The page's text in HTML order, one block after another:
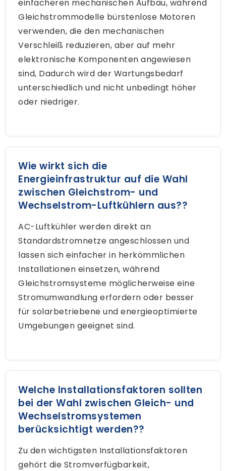
einfacheren mechanischen Aufbau, während
Gleichstrommodelle bürstenlose Motoren
verwenden, die den mechanischen
Verschleiß reduzieren, aber auf mehr
elektronische Komponenten angewiesen
sind, Dadurch wird der Wartungsbedarf
unterschiedlich und nicht unbedingt höher
oder niedriger.
Wie wirkt sich die
Energieinfrastruktur auf die Wahl
zwischen Gleichstrom- und
Wechselstrom-Luftkühlern aus??
AC-Luftkühler werden direkt an
Standardstromnetze angeschlossen und
lassen sich einfacher in herkömmlichen
Installationen einsetzen, während
Gleichstromsysteme möglicherweise eine
Stromumwandlung erfordern oder besser
für solarbetriebene und energieoptimierte
Umgebungen geeignet sind.
Welche Installationsfaktoren sollten
bei der Wahl zwischen Gleich- und
Wechselstromsystemen
berücksichtigt werden??
Zu den wichtigsten Installationsfaktoren
gehört die Stromverfügbarkeit,